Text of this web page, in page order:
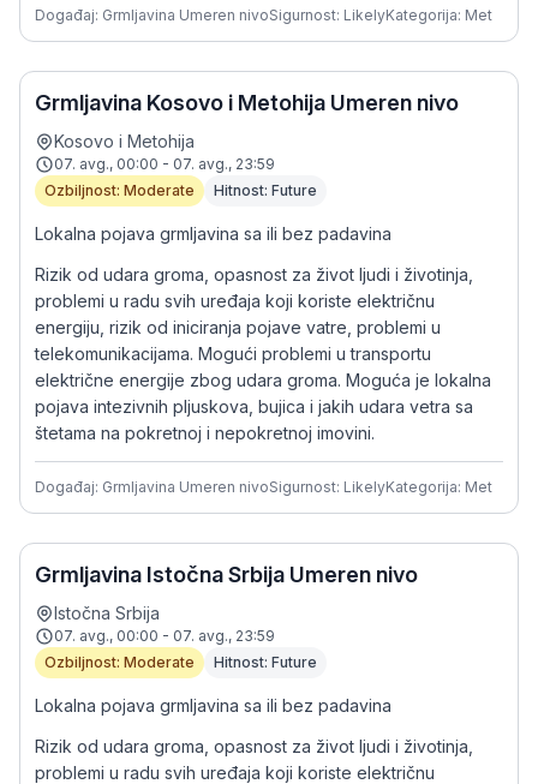
Događaj: Grmljavina Umeren nivoSigurnost: LikelyKategorija: Met
Grmljavina Kosovo i Metohija Umeren nivo
Kosovo i Metohija
07. avg., 00:00 - 07. avg., 23:59
Ozbiljnost: Moderate
Hitnost: Future
Lokalna pojava grmljavina sa ili bez padavina
Rizik od udara groma, opasnost za život ljudi i životinja,
problemi u radu svih uređaja koji koriste električnu
energiju, rizik od iniciranja pojave vatre, problemi u
telekomunikacijama. Mogući problemi u transportu
električne energije zbog udara groma. Moguća je lokalna
pojava intezivnih pljuskova, bujica i jakih udara vetra sa
štetama na pokretnoj i nepokretnoj imovini.
Događaj: Grmljavina Umeren nivoSigurnost: LikelyKategorija: Met
Grmljavina Istočna Srbija Umeren nivo
Istočna Srbija
07. avg., 00:00 - 07. avg., 23:59
Ozbiljnost: Moderate
Hitnost: Future
Lokalna pojava grmljavina sa ili bez padavina
Rizik od udara groma, opasnost za život ljudi i životinja,
problemi u radu svih uređaja koji koriste električnu